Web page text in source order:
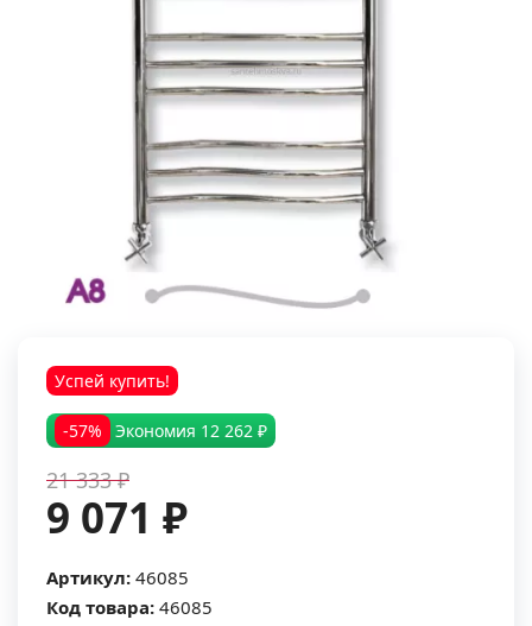
Успей купить!
-57% Экономия 12 262 ₽
21 333 ₽
9 071 ₽
Артикул: 46085
Код товара: 46085